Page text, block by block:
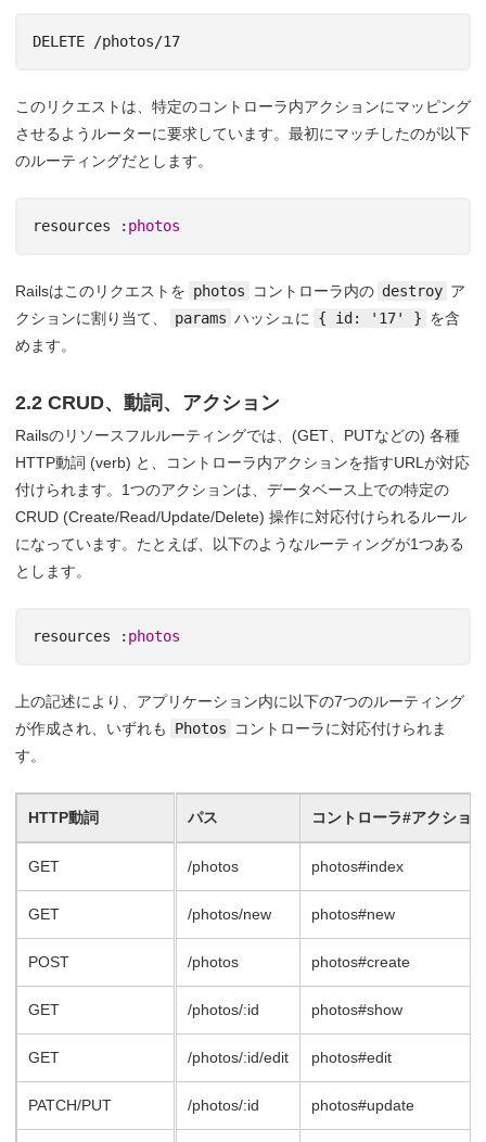
このリクエストは、特定のコントローラ内アクションにマッピング
させるようルーターに要求しています。最初にマッチしたのが以下
のルーティングだとします。
resources :photos
Railsはこのリクエストを photos コントローラ内の destroy ア
クションに割り当て、
params ハッシュに { id: '17' } を含
めます。
2.2 CRUD、動詞、アクション
Railsのリソースフルルーティングでは、(GET、PUTなどの) 各種
HTTP動詞 (verb) と、コントローラ内アクションを指すURLが対応
付けられます。1つのアクションは、データベース上での特定の
CRUD (Create/Read/Update/Delete) 操作に対応付けられるルール
になっています。たとえば、以下のようなルーティングが1つある
とします。
resources :photos
上の記述により、アプリケーション内に以下の7つのルーティング
が作成され、いずれも
Photos
コントローラに対応付けられま
す。
パス コントローラ#アクション
/photos photos#index
/photos/new photos#new
/photos photos#create
/photos/:id photos#show
/photos/:id/edit photos#edit
/photos/:id photos#update
HTTP動詞
GET
GET
POST
GET
GET
PATCH/PUT